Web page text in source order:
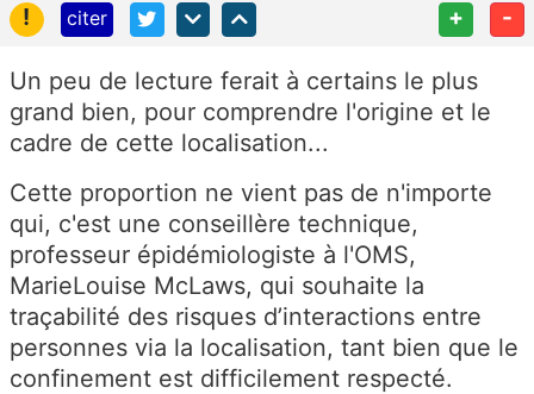
!
citer + -
Un peu de lecture ferait à certains le plus
grand bien, pour comprendre l'origine et le
cadre de cette localisation...
Cette proportion ne vient pas de n'importe
qui, c'est une conseillère technique,
professeur épidémiologiste à l'OMS,
MarieLouise McLaws, qui souhaite la
traçabilité des risques d’interactions entre
personnes via la localisation, tant bien que le
confinement est difficilement respecté.